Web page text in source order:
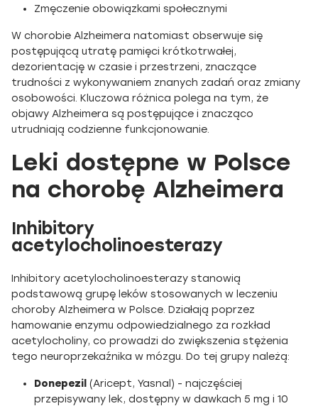
Zmęczenie obowiązkami społecznymi
W chorobie Alzheimera natomiast obserwuje się
postępującą utratę pamięci krótkotrwałej,
dezorientację w czasie i przestrzeni, znaczące
trudności z wykonywaniem znanych zadań oraz zmiany
osobowości. Kluczowa różnica polega na tym, że
objawy Alzheimera są postępujące i znacząco
utrudniają codzienne funkcjonowanie.
Leki dostępne w Polsce
na chorobę Alzheimera
Inhibitory
acetylocholinoesterazy
Inhibitory acetylocholinoesterazy stanowią
podstawową grupę leków stosowanych w leczeniu
choroby Alzheimera w Polsce. Działają poprzez
hamowanie enzymu odpowiedzialnego za rozkład
acetylocholiny, co prowadzi do zwiększenia stężenia
tego neuroprzekaźnika w mózgu. Do tej grupy należą:
Donepezil (Aricept, Yasnal) - najczęściej
przepisywany lek, dostępny w dawkach 5 mg i 10